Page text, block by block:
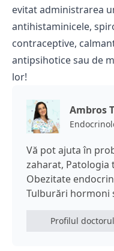
evitat administrarea
antihistaminicele,
contraceptive,
antipsihotice sau de
lor!
Vă pot ajuta în
zaharat, Patologia
Obezitate
Tulburări hormoni
Profilul
Ambros